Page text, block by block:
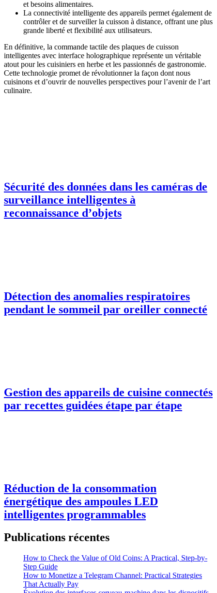
et besoins alimentaires.
La connectivité intelligente des appareils permet également de
contrôler et de surveiller la cuisson à distance, offrant une plus
grande liberté et flexibilité aux utilisateurs.
En définitive, la commande tactile des plaques de cuisson
intelligentes avec interface holographique représente un véritable
atout pour les cuisiniers en herbe et les passionnés de gastronomie.
Cette technologie promet de révolutionner la façon dont nous
cuisinons et d’ouvrir de nouvelles perspectives pour l’avenir de l’art
culinaire.
Sécurité des données dans les caméras de
surveillance intelligentes à
reconnaissance d’objets
Détection des anomalies respiratoires
pendant le sommeil par oreiller connecté
Gestion des appareils de cuisine connectés
par recettes guidées étape par étape
Réduction de la consommation
énergétique des ampoules LED
intelligentes programmables
Publications récentes
How to Check the Value of Old Coins: A Practical, Step-by-
Step Guide
How to Monetize a Telegram Channel: Practical Strategies
That Actually Pay